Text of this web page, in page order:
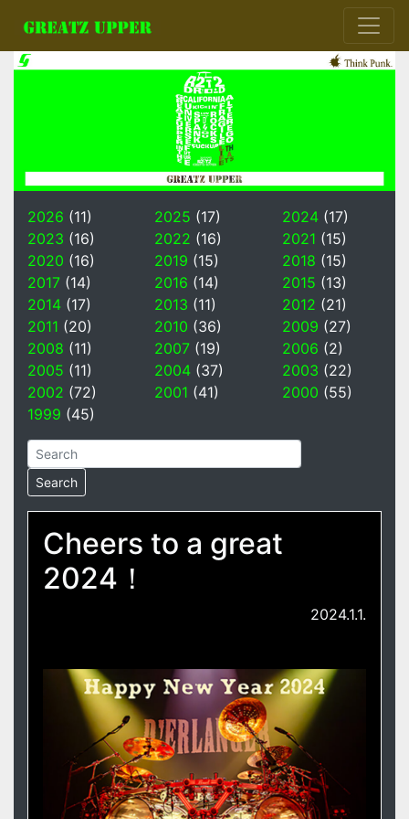
2026 (11) 2025 (17) 2024(17)
2023 (16) 2022 (16) 2021 (15)
2020 (16) 2019 (15) 2018 (15)
2017 (14) 2016 (14) 2015 (13)
2014 (17) 2013 (11) 2012 (21)
2011 (20) 2010 (36) 2009 (27)
2008 (11) 2007 (19) 2006 (2)
2005 (11) 2004 (37) 2003 (22)
2002 (72) 2001 (41) 2000 (55)
1999 (45)
Cheers to a great
2024！
2024.1.1.